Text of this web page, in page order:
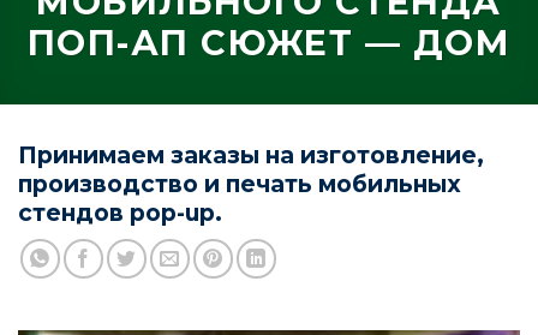
ПОП-АП СЮЖЕТ — ДОМ
Принимаем заказы на изготовление,
производство и печать мобильных
стендов pop-up.